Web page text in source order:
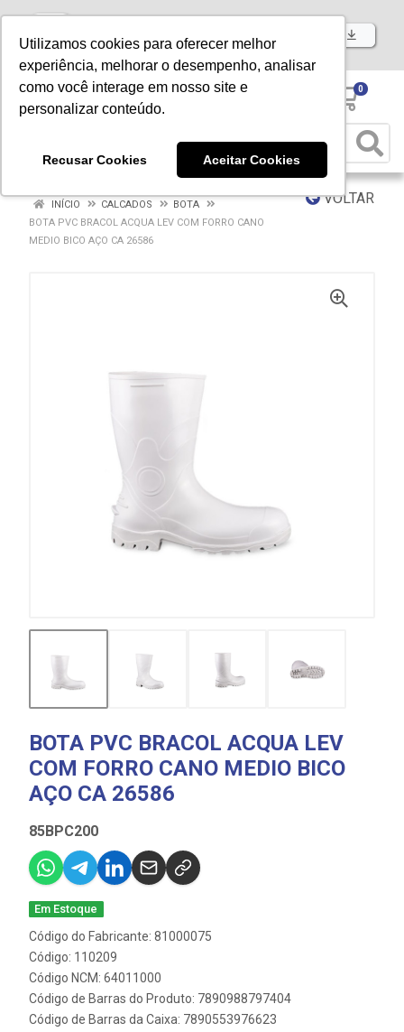
Utilizamos cookies para oferecer melhor
experiência, melhorar o desempenho, analisar
como você interage em nosso site e
personalizar conteúdo.
Recusar Cookies Aceitar Cookies
Baixe já nosso APP
0
VOLTAR
INÍCIO CALCADOS
BOTA
BOTA PVC BRACOL ACQUA LEV COM FORRO CANO
MEDIO BICO AÇO CA 26586
BOTA PVC BRACOL ACQUA LEV
COM FORRO CANO MEDIO BICO
AÇO CA 26586
85BPC200
Em Estoque
Código do Fabricante: 81000075
Código: 110209
Código NCM: 64011000
Código de Barras do Produto: 7890988797404
Código de Barras da Caixa: 7890553976623